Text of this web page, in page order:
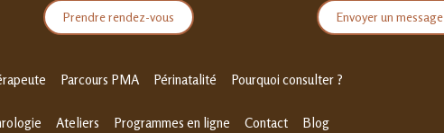
Prendre rendez-vous Envoyer un message
Parcours PMA Périnatalité Pourquoi consulter ?
Ateliers Programmes en ligne Contact Blog